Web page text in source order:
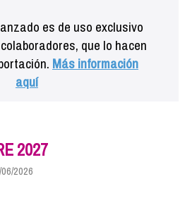
es de uso exclusivo
que lo hacen
Más información
aquí
2027
2026